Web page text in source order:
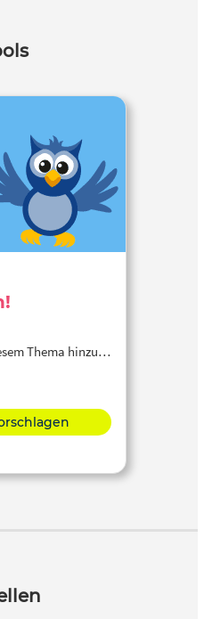
Thema hinzu…